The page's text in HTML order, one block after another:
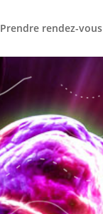
Prendre rendez-vous